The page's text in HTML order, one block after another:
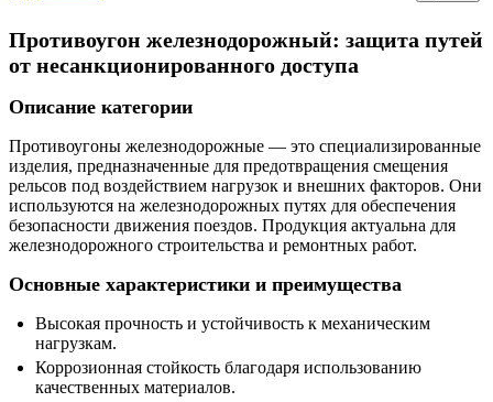
Противоугон железнодорожный: защита путей
от несанкционированного доступа
Описание категории
Противоугоны железнодорожные — это специализированные
изделия, предназначенные для предотвращения смещения
рельсов под воздействием нагрузок и внешних факторов. Они
используются на железнодорожных путях для обеспечения
безопасности движения поездов. Продукция актуальна для
железнодорожного строительства и ремонтных работ.
Основные характеристики и преимущества
Высокая прочность и устойчивость к механическим
нагрузкам.
Коррозионная стойкость благодаря использованию
качественных материалов.